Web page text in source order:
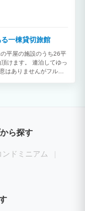
一棟貸切旅館
平屋の施設のうち26平
けます。 連泊してゆっ
はありませんがフルキ
ら探す
ンドミニアム